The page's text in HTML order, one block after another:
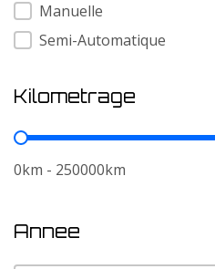
Manuelle
Semi-Automatique
Kilometrage
Kilometrage
0km - 250000km
Annee